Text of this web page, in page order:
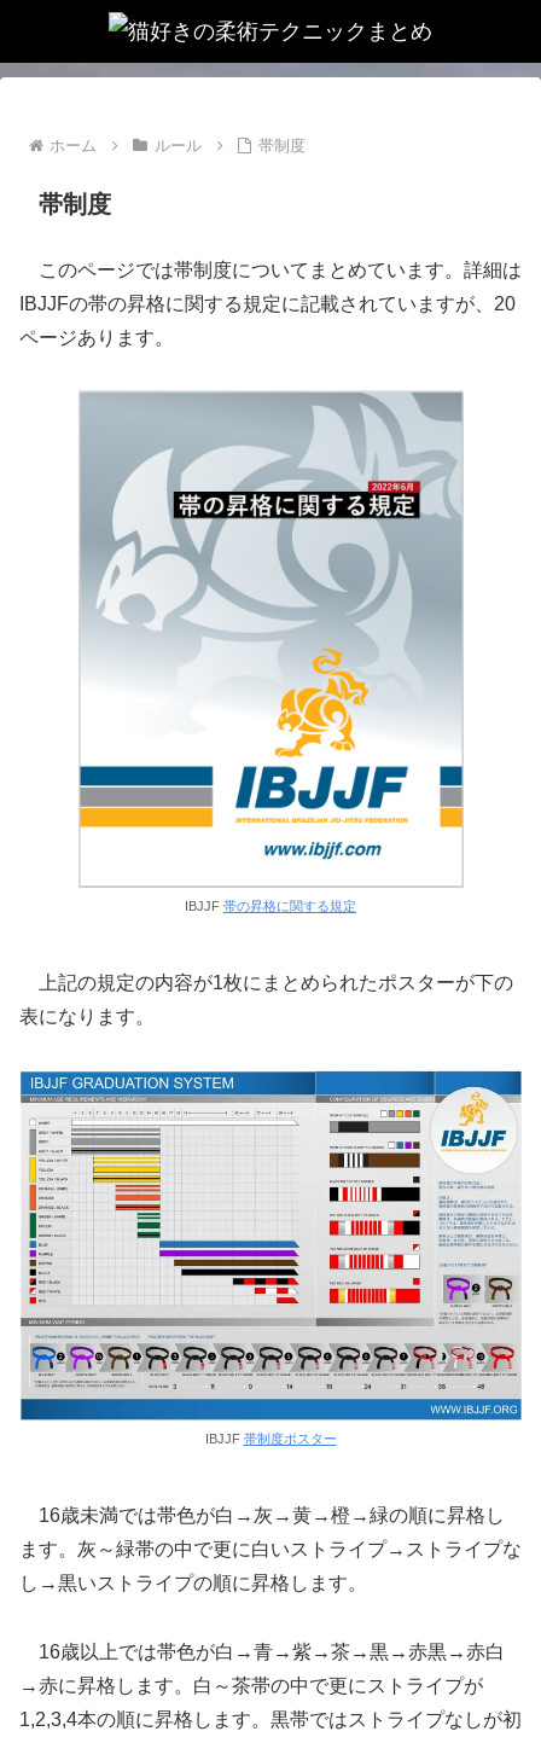
ホーム ルール 帯制度
帯制度
このページでは帯制度についてまとめています。詳細は
IBJJFの帯の昇格に関する規定に記載されていますが、20
ページあります。
IBJJF 帯の昇格に関する規定
上記の規定の内容が1枚にまとめられたポスターが下の
表になります。
IBJJF 帯制度ポスター
16歳未満では帯色が白→灰→黄→橙→緑の順に昇格し
ます。灰～緑帯の中で更に白いストライプ→ストライプな
し→黒いストライプの順に昇格します。
16歳以上では帯色が白→青→紫→茶→黒→赤黒→赤白
→赤に昇格します。白～茶帯の中で更にストライプが
1,2,3,4本の順に昇格します。黒帯ではストライプなしが初